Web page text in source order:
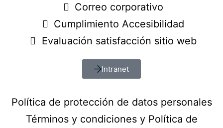
Correo corporativo
Cumplimiento Accesibilidad
Evaluación satisfacción sitio web
Intranet
Política de protección de datos personales
Términos y condiciones y Política de